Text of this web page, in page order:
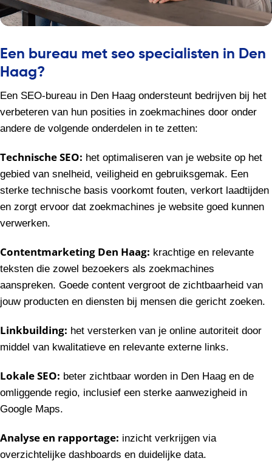
Een bureau met seo specialisten in Den
Haag?
Een SEO-bureau in Den Haag ondersteunt bedrijven bij het
verbeteren van hun posities in zoekmachines door onder
andere de volgende onderdelen in te zetten:
Technische SEO: het optimaliseren van je website op het
gebied van snelheid, veiligheid en gebruiksgemak. Een
sterke technische basis voorkomt fouten, verkort laadtijden
en zorgt ervoor dat zoekmachines je website goed kunnen
verwerken.
Contentmarketing Den Haag: krachtige en relevante
teksten die zowel bezoekers als zoekmachines
aanspreken. Goede content vergroot de zichtbaarheid van
jouw producten en diensten bij mensen die gericht zoeken.
Linkbuilding: het versterken van je online autoriteit door
middel van kwalitatieve en relevante externe links.
Lokale SEO: beter zichtbaar worden in Den Haag en de
omliggende regio, inclusief een sterke aanwezigheid in
Google Maps.
Analyse en rapportage: inzicht verkrijgen via
overzichtelijke dashboards en duidelijke data.